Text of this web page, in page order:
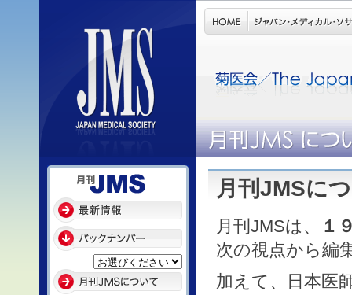
月刊JMSに
月刊JMSは、
１
次の視点から編
加えて、日本医